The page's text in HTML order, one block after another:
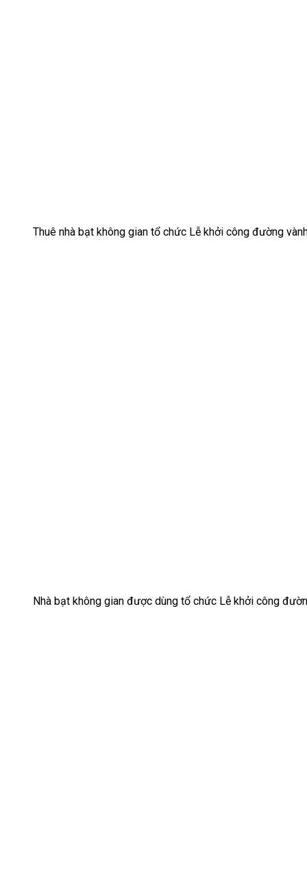
Thuê nhà bạt không gian tổ chức Lễ khởi công đường
Nhà bạt không gian được dùng tổ chức Lễ khởi công